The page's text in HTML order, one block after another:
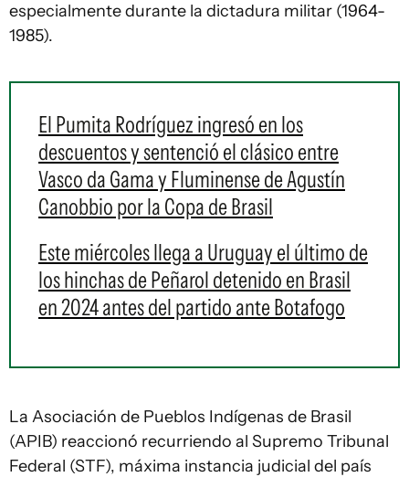
especialmente durante la dictadura militar (1964-
1985).
El Pumita Rodríguez ingresó en los
descuentos y sentenció el clásico entre
Vasco da Gama y Fluminense de Agustín
Canobbio por la Copa de Brasil
Este miércoles llega a Uruguay el último de
los hinchas de Peñarol detenido en Brasil
en 2024 antes del partido ante Botafogo
La Asociación de Pueblos Indígenas de Brasil
(APIB) reaccionó recurriendo al Supremo Tribunal
Federal (STF), máxima instancia judicial del país